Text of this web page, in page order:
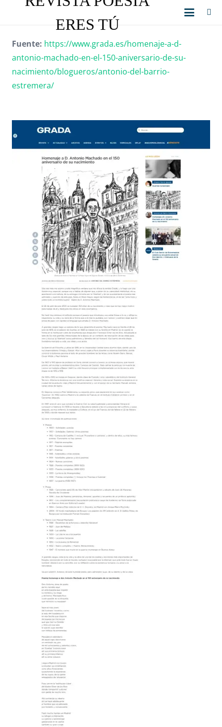
ERES TÚ
Fuente: https://www.grada.es/homenaje-a-d-
antonio-machado-en-el-150-aniversario-de-su-
nacimiento/blogueros/antonio-del-barrio-
estremera/